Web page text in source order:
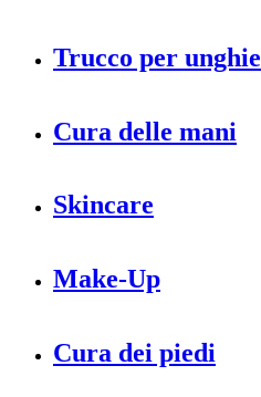
Trucco per unghie
Cura delle mani
Skincare
Make-Up
Cura dei piedi